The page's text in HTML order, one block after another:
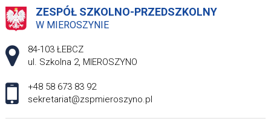
ZESPÓŁ SZKOLNO-PRZEDSZKOLNY
W MIEROSZYNIE
Adres pocztowy:
84-103 ŁEBCZ
ul. Szkolna 2, MIEROSZYNO
+48 58 673 83 92
sekretariat@zspmieroszyno.pl